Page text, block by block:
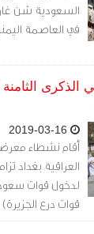
السعودية شن
في العاصمة
أقام نشطاء
العراقية بغداد
لدخول قوات
قوات درع
الاحتجاجات